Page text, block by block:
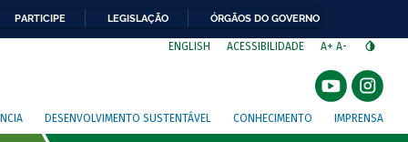
PARTICIPE LEGISLAÇÃO ÓRGÃOS DO GOVERNO
ENGLISH ACESSIBILIDADE A+ A-
DESENVOLVIMENTO SUSTENTÁVEL CONHECIMENTO IMPRENSA